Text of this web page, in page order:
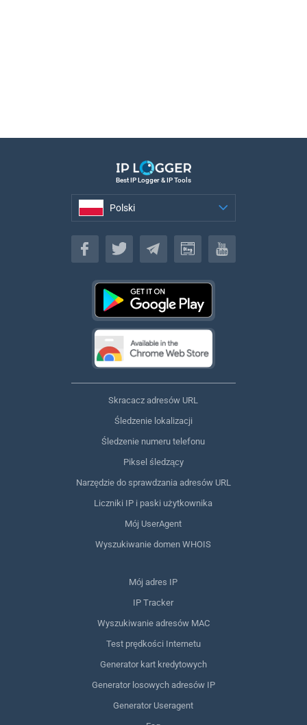
Best IP Logger & IP Tools
Polski
Polski
Skracacz adresów URL
Śledzenie lokalizacji
Śledzenie numeru telefonu
Piksel śledzący
Narzędzie do sprawdzania adresów URL
Liczniki IP i paski użytkownika
Mój UserAgent
Wyszukiwanie domen WHOIS
Mój adres IP
IP Tracker
Wyszukiwanie adresów MAC
Test prędkości Internetu
Generator kart kredytowych
Generator losowych adresów IP
Generator Useragent